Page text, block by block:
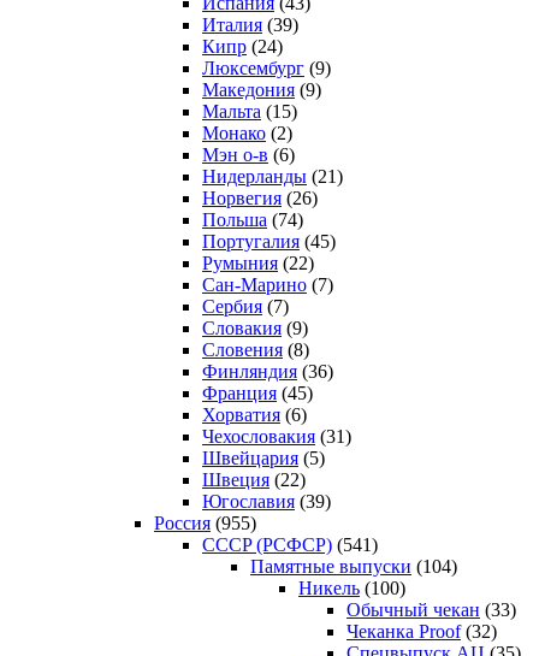
Италия (39)
Кипр (24)
Люксембург (9)
Македония (9)
Мальта (15)
Монако (2)
Мэн о-в (6)
Нидерланды (21)
Норвегия (26)
Польша (74)
Португалия (45)
Румыния (22)
Сан-Марино (7)
Сербия (7)
Словакия (9)
Словения (8)
Финляндия (36)
Франция (45)
Хорватия (6)
Чехословакия (31)
Швейцария (5)
Швеция (22)
Югославия (39)
Россия (955)
CCCP (РСФСР) (541)
Памятные выпуски (104)
Никель (100)
Обычный чекан (33)
Чеканка Proof(32)